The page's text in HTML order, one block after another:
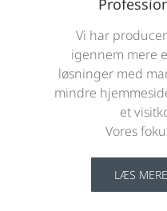
Vi har
igennem mere
løsninger med
mindre
et
Vores
LÆS